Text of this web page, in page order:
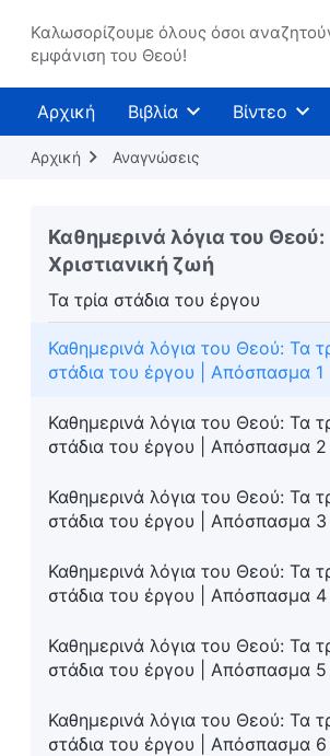
Καλωσορίζουμε όλους όσοι
εμφάνιση του Θεού!
Αρχική Βιβλία Βίντεο
Αρχική Αναγνώσεις
Καθημερινά λόγια του Θεού:
Χριστιανική ζωή
Τα τρία στάδια του έργου
Τα τρία στάδια του έργου
Καθημερινά λόγια του Θεού: Τα
στάδια του έργου | Απόσπασμα 1
Καθημερινά λόγια του Θεού: Τα
στάδια του έργου | Απόσπασμα 2
Καθημερινά λόγια του Θεού: Τα
στάδια του έργου | Απόσπασμα 3
Καθημερινά λόγια του Θεού: Τα
στάδια του έργου | Απόσπασμα 4
Καθημερινά λόγια του Θεού: Τα
στάδια του έργου | Απόσπασμα 5
Καθημερινά λόγια του Θεού: Τα
στάδια του έργου | Απόσπασμα 6